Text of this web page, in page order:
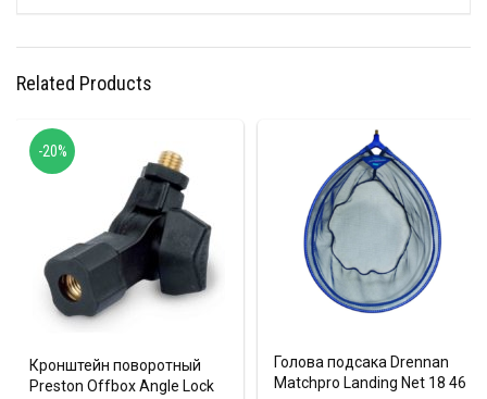
Related Products
Кронштейн поворотный
Preston Offbox Angle Lock
-20%
Голова подсакa Drennan
Matchpro Landing Net 18 46